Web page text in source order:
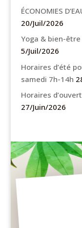
ÉCONOMIES
20/Juil/2026
Yoga & bien-être
5/Juil/2026
Horaires d’été
samedi 7h-14h
Horaires
27/Juin/2026